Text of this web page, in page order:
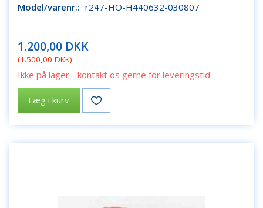
Model/varenr.: r247-HO-H440632-030807
1.200,00 DKK
(1.500,00 DKK)
Ikke på lager - kontakt os gerne for leveringstid
Læg i kurv